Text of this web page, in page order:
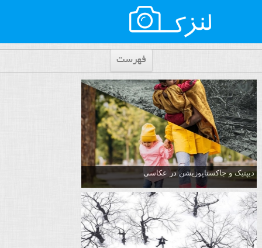
فهرست
دیپتیک و جاکستا‌پوزیشن در عکاسی